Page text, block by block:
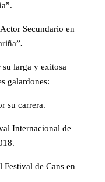
Secundario en
.
larga y exitosa
galardones:
su carrera.
Internacional de
Festival de Cans en